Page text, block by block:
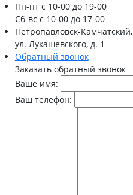
Пн-птс 10-00 до 19-00
Сб-вс с 10-00 до 17-00
Петропавловск-Камчатский,
ул. Лукашевского, д. 1
Обратный звонок
Заказать обратный звонок
Ваше имя:
Ваш телефон: